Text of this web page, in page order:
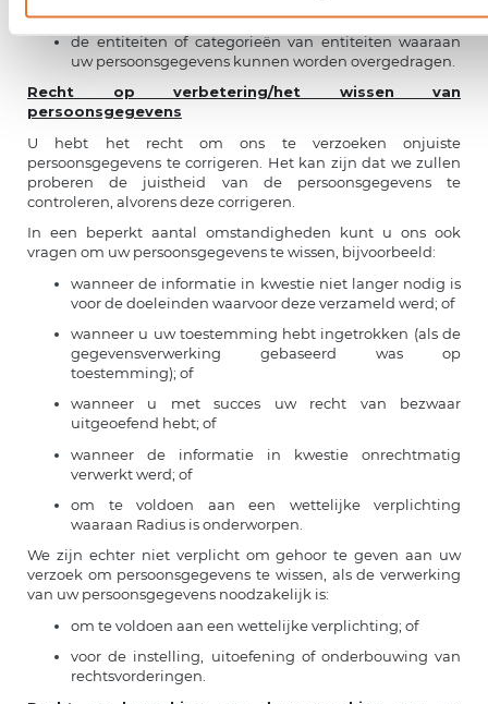
de entiteiten of categorieën van entiteiten waaraan
uw persoonsgegevens kunnen worden overgedragen.
Recht op verbetering/het wissen van
persoonsgegevens
U hebt het recht om ons te verzoeken onjuiste
persoonsgegevens te corrigeren. Het kan zijn dat we zullen
proberen de juistheid van de persoonsgegevens te
controleren, alvorens deze corrigeren.
In een beperkt aantal omstandigheden kunt u ons ook
vragen om uw persoonsgegevens te wissen, bijvoorbeeld:
wanneer de informatie in kwestie niet langer nodig is
voor de doeleinden waarvoor deze verzameld werd; of
wanneer u uw toestemming hebt ingetrokken (als de
gegevensverwerking gebaseerd was op
toestemming); of
wanneer u met succes uw recht van bezwaar
uitgeoefend hebt; of
wanneer de informatie in kwestie onrechtmatig
verwerkt werd; of
om te voldoen aan een wettelijke verplichting
waaraan Radius is onderworpen.
We zijn echter niet verplicht om gehoor te geven aan uw
verzoek om persoonsgegevens te wissen, als de verwerking
van uw persoonsgegevens noodzakelijk is:
om te voldoen aan een wettelijke verplichting; of
voor de instelling, uitoefening of onderbouwing van
rechtsvorderingen.